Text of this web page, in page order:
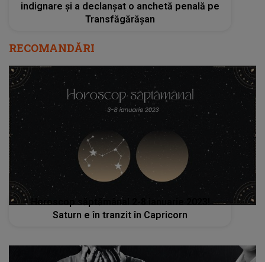
indignare și a declanșat o anchetă penală pe
Transfăgărășan
RECOMANDĂRI
Horoscop săptămânal 2-8 ianuarie 2023!
Saturn e în tranzit în Capricorn